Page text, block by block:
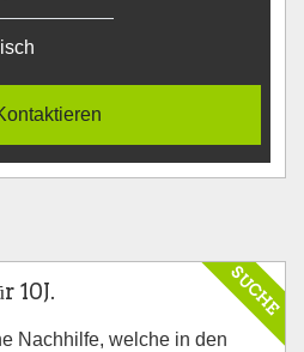
SUCHE
10J.
Nachhilfe, welche in den